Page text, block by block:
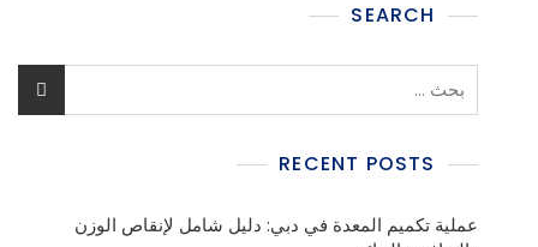
SEARCH
RECENT POSTS
عملية تكميم المعدة في دبي: دليل شامل لإنقاص الوزن